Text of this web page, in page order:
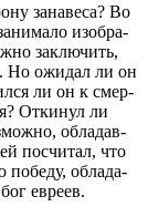
зана­ве­са? Во
изоб­ра­
заклю­чить,
Но ожи­дал ли он
ли он к смер­
Отки­нул ли
обла­дав­
посчи­тал, что
побе­ду, обла­да­
евреев.